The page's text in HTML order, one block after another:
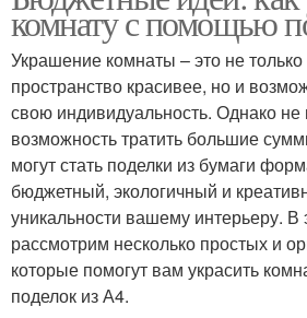
комнату с помощью
Украшение комнаты – это не только
пространство красивее, но и
свою индивидуальность. Однако не
возможность тратить большие
могут стать поделки из бумаги
бюджетный, экологичный и
уникальности вашему интерьеру. В
рассмотрим несколько простых и
которые помогут вам украсить
поделок из А4.